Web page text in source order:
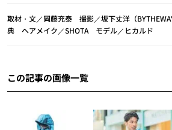
取材・文／岡藤充泰 撮影／坂下丈洋（
典 ヘアメイク／SHOTA モデル／ヒカルド
この記事の画像一覧